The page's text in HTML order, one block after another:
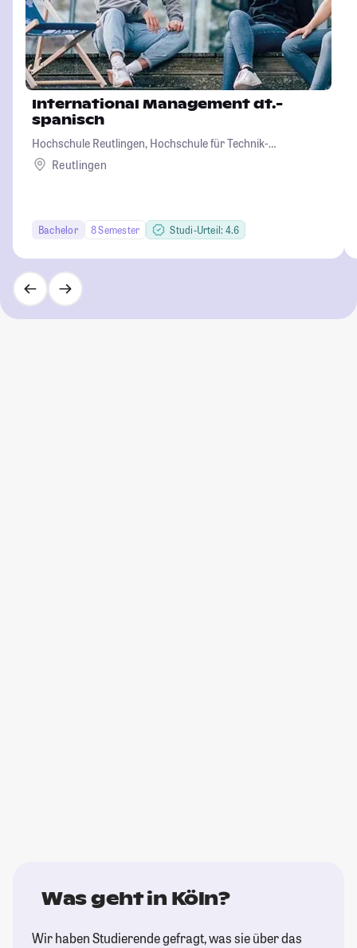
International Management dt.-
spanisch
Hochschule Reutlingen, Hochschule für Technik-
Wirtschaft-Informatik-Design
Reutlingen
Bachelor 8 Semester Studi-Urteil: 4.6
Was geht in Köln?
Wir haben Studierende gefragt, was sie über das